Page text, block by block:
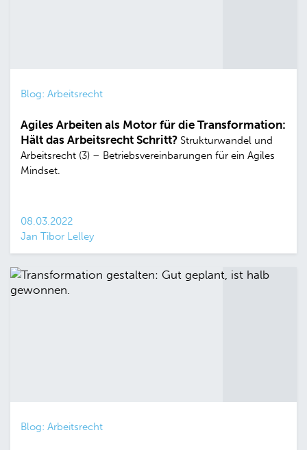
Blog: Arbeitsrecht
Agiles Arbeiten als Motor für die Transformation:
Hält das Arbeitsrecht Schritt? Strukturwandel und
Arbeitsrecht (3) – Betriebsvereinbarungen für ein Agiles
Mindset.
08.03.2022
Jan Tibor Lelley
Blog: Arbeitsrecht